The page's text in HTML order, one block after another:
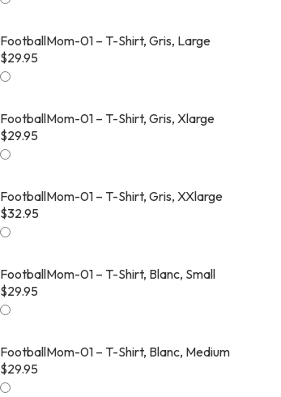
FootballMom-01 – T-Shirt, Gris, Large
$29.95
FootballMom-01 – T-Shirt, Gris, Xlarge
$29.95
FootballMom-01 – T-Shirt, Gris, XXlarge
$32.95
FootballMom-01 – T-Shirt, Blanc, Small
$29.95
FootballMom-01 – T-Shirt, Blanc, Medium
$29.95